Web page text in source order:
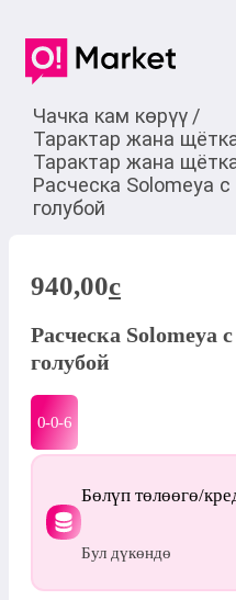
Чачка кам көрүү /
Тарактар жана
Тарактар жана
Расческа Solomeya
голубой
940,00c
Расческа Solomeya
голубой
0-0-6
Бөлүп төлөөгө/
Бул дүкөндө